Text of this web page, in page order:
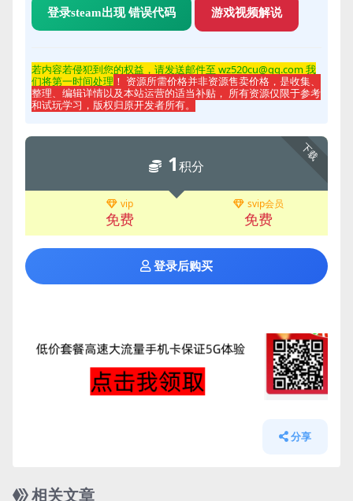
登录steam出现 错误代码 游戏视频解说
若内容若侵犯到您的权益，请发送邮件至 wz520cu@qq.com 我
们将第一时间处理 ！ 资源所需价格并非资源售卖价格，是收集、
整理、编辑详情以及本站运营的适当补贴， 所有资源仅限于参考
和试玩学习，版权归原开发者所有。
下载
1积分
vip
免费
svip会员
免费
登录后购买
分享
相关文章